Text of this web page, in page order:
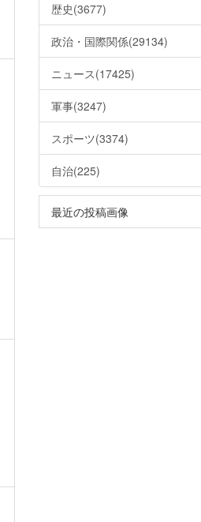
歴史(3677)
政治・国際関係(29134)
ニュース(17425)
軍事(3247)
スポーツ(3374)
自治(225)
最近の投稿画像